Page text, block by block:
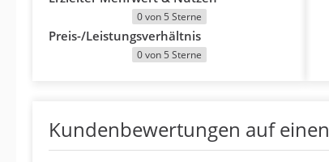
0 von 5 Sterne
Preis-/Leistungsverhältnis
0 von 5 Sterne
Kundenbewertungen auf